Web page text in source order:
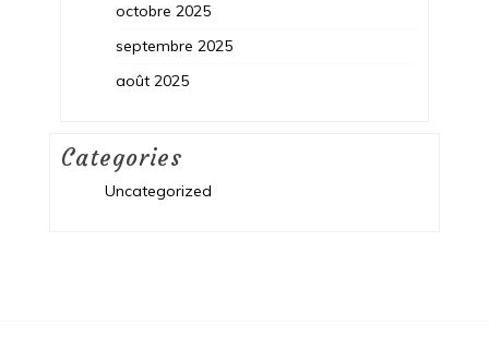
octobre 2025
septembre 2025
août 2025
Categories
Uncategorized